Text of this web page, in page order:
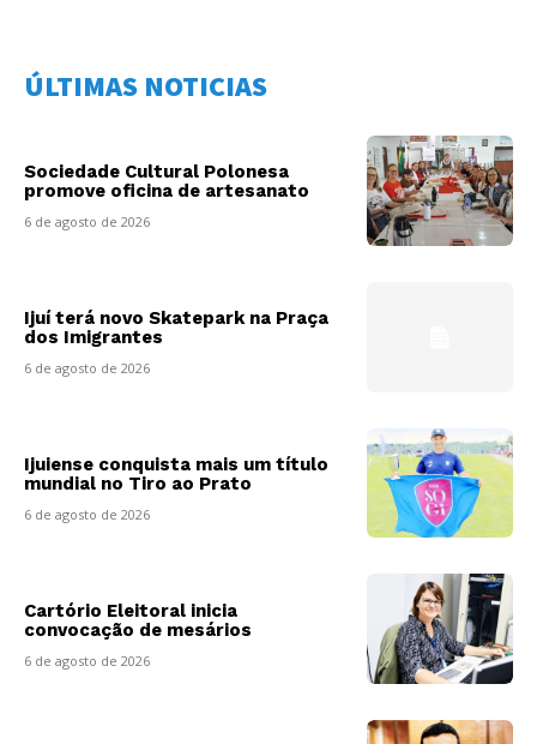
ÚLTIMAS NOTICIAS
Sociedade Cultural Polonesa
promove oficina de artesanato
6 de agosto de 2026
Ijuí terá novo Skatepark na Praça
dos Imigrantes
6 de agosto de 2026
Ijuiense conquista mais um título
mundial no Tiro ao Prato
6 de agosto de 2026
Cartório Eleitoral inicia
convocação de mesários
6 de agosto de 2026